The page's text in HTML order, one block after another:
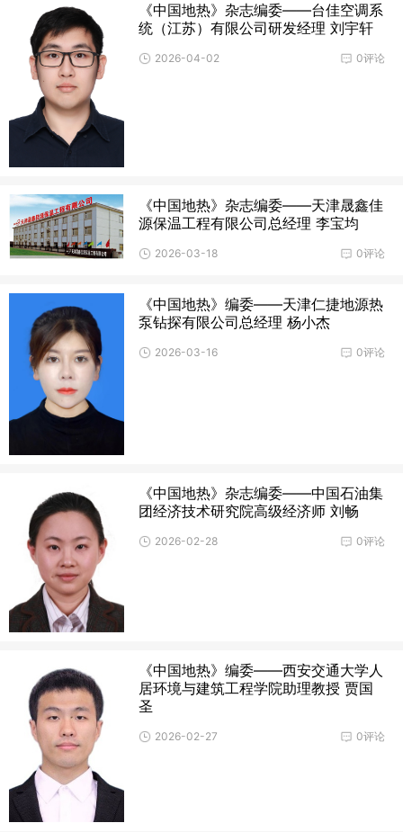
《中国地热》杂志编委——台佳空调系
统（江苏）有限公司研发经理 刘宇轩
0评论
2026-04-02
《中国地热》杂志编委——天津晟鑫佳
源保温工程有限公司总经理 李宝均
0评论
2026-03-18
《中国地热》编委——天津仁捷地源热
泵钻探有限公司总经理 杨小杰
0评论
2026-03-16
《中国地热》杂志编委——中国石油集
团经济技术研究院高级经济师 刘畅
0评论
2026-02-28
《中国地热》编委——西安交通大学人
居环境与建筑工程学院助理教授 贾国
圣
0评论
2026-02-27